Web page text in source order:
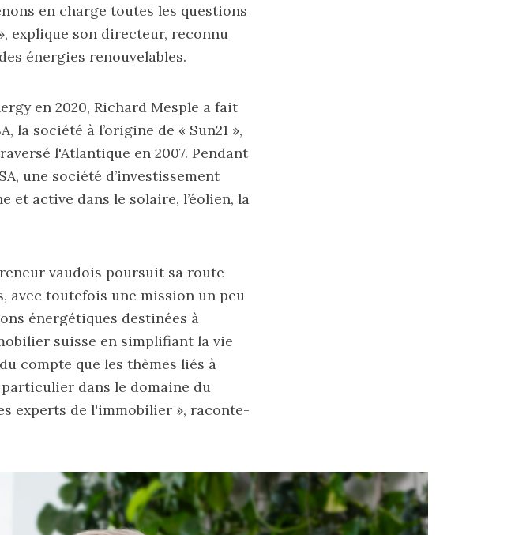
en charge toutes les questions
explique son directeur, reconnu
énergies renouvelables.
en 2020, Richard Mesple a fait
la société à l’origine de « Sun21 »,
l'Atlantique en 2007. Pendant
une société d’investissement
et active dans le solaire, l’éolien, la
vaudois poursuit sa route
avec toutefois une mission un peu
énergétiques destinées à
suisse en simplifiant la vie
compte que les thèmes liés à
dans le domaine du
experts de l'immobilier », raconte-